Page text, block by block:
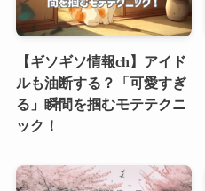
【ギソギソ情報ch】アイド
ルも油断する？「可愛すぎ
る」瞬間を掴むモテテクニ
ック！